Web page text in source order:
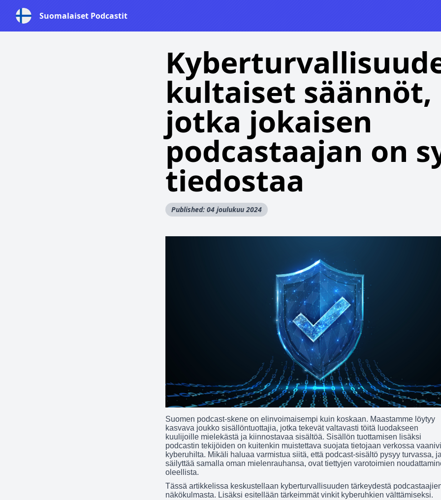
Suomalaiset Podcastit
kultaiset säännöt,
jotka jokaisen
podcastaajan on
tiedostaa
Published: 04 joulukuu 2024
Suomen podcast-skene on elinvoimaisempi kuin koskaan. Maastamme löytyy
kasvava joukko sisällöntuottajia, jotka tekevät valtavasti töitä luodakseen
kuulijoille mielekästä ja kiinnostavaa sisältöä. Sisällön tuottamisen lisäksi
podcastin tekijöiden on kuitenkin muistettava suojata tietojaan verkossa
kyberuhilta. Mikäli haluaa varmistua siitä, että podcast-sisältö pysyy turvassa, ja
säilyttää samalla oman mielenrauhansa, ovat tiettyjen varotoimien
oleellista.
Tässä artikkelissa keskustellaan kyberturvallisuuden tärkeydestä
näkökulmasta. Lisäksi esitellään tärkeimmät vinkit kyberuhkien välttämiseksi.